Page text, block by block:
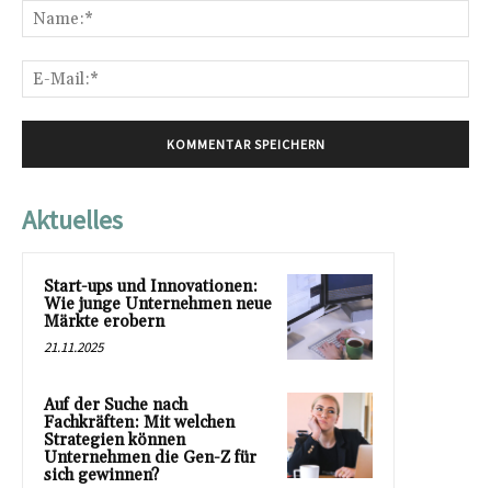
Aktuelles
Start-ups und Innovationen:
Wie junge Unternehmen neue
Märkte erobern
21.11.2025
Auf der Suche nach
Fachkräften: Mit welchen
Strategien können
Unternehmen die Gen-Z für
sich gewinnen?